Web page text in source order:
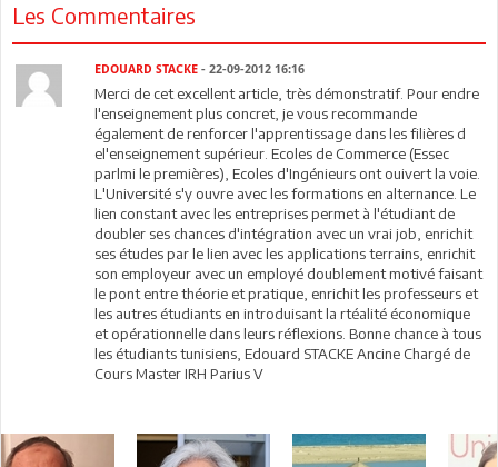
Les Commentaires
EDOUARD STACKE - 22-09-2012 16:16
Merci de cet excellent article, très démonstratif. Pour endre
l'enseignement plus concret, je vous recommande
également de renforcer l'apprentissage dans les filières d
el'enseignement supérieur. Ecoles de Commerce (Essec
parlmi le premières), Ecoles d'Ingénieurs ont ouivert la voie.
L'Université s'y ouvre avec les formations en alternance. Le
lien constant avec les entreprises permet à l'étudiant de
doubler ses chances d'intégration avec un vrai job, enrichit
ses études par le lien avec les applications terrains, enrichit
son employeur avec un employé doublement motivé faisant
le pont entre théorie et pratique, enrichit les professeurs et
les autres étudiants en introduisant la rtéalité économique
et opérationnelle dans leurs réflexions. Bonne chance à tous
les étudiants tunisiens, Edouard STACKE Ancine Chargé de
Cours Master IRH Parius V